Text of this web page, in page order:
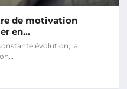
de motivation
en…
évolution, la